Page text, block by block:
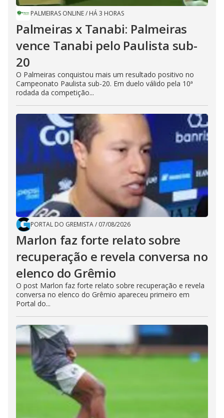
PALMEIRAS ONLINE/ HÁ 3 HORAS
Palmeiras x Tanabi: Palmeiras
vence Tanabi pelo Paulista sub-
20
O Palmeiras conquistou mais um resultado positivo no
Campeonato Paulista sub-20. Em duelo válido pela 10ª
rodada da competição...
PORTAL DO GREMISTA/ 07/08/2026
Marlon faz forte relato sobre
recuperação e revela conversa no
elenco do Grêmio
O post Marlon faz forte relato sobre recuperação e revela
conversa no elenco do Grêmio apareceu primeiro em
Portal do...